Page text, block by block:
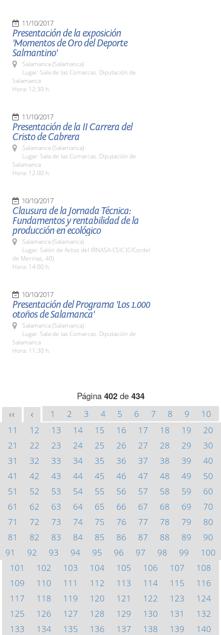
11/10/2017
Presentación de la exposición
'Momentos de Oro del Deporte
Salmantino'
Salamanca (Salamanca)
Lugar: Sala de las Comarcas. Diputación de
Salamanca
Hora: 12:30 h.
11/10/2017
Presentación de la II Carrera del
Cristo de Cabrera
Salamanca (Salamanca)
Lugar: Sala de las Comarcas. Diputación de
Salamanca
Hora: 12.00 h.
10/10/2017
Clausura de la Jornada Técnica:
Fundamentos y rentabilidad de la
producción en ecológico
Salamanca (Salamanca)
Lugar: Salón de Actos del IRNASA-CSIC (C/Cordel
de Merinas, 40)
Hora: 14:00 h.
10/10/2017
Presentación del Programa 'Los 1.000
otoños de Salamanca'
Salamanca (Salamanca)
Lugar: Sala de las Comarcas. Diputación de
Salamanca
Hora: 11:30 h.
Página 402de 434
<< < 1 2 3 4 5 6 7 8 9
10
11
12 13 14 15 16 17 18 19
20
21
22 23 24 25 26 27 28 29
30
31
32 33 34 35 36 37 38 39
40
41
42 43 44 45 46 47 48 49
50
51
52 53 54 55 56 57 58 59
60
61
62 63 64 65 66 67 68 69
70
71
72 73 74 75 76 77 78 79
80
81
82 83 84 85 86 87 88 89
90
91
92 93 94 95 96 97 98 99
100
101
102 103 104 105 106 107
108
109
110 111 112 113 114 115
116
117
118 119 120 121 122 123
124
125
126 127 128 129 130 131
132
133
134 135 136 137 138 139
140